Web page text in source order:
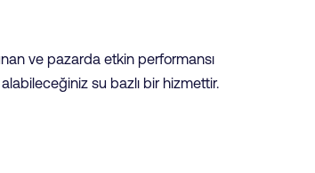
ve pazarda etkin performansı
su bazlı bir hizmettir.